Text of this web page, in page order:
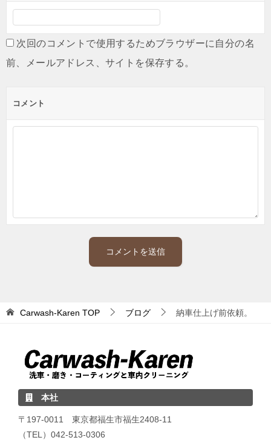
次回のコメントで使用するためブラウザーに自分の名
前、メールアドレス、サイトを保存する。
コメント
Carwash-Karen TOP ブログ 納車仕上げ前依頼。
本社
〒197-0011 東京都福生市福生2408-11
（TEL）042-513-0306